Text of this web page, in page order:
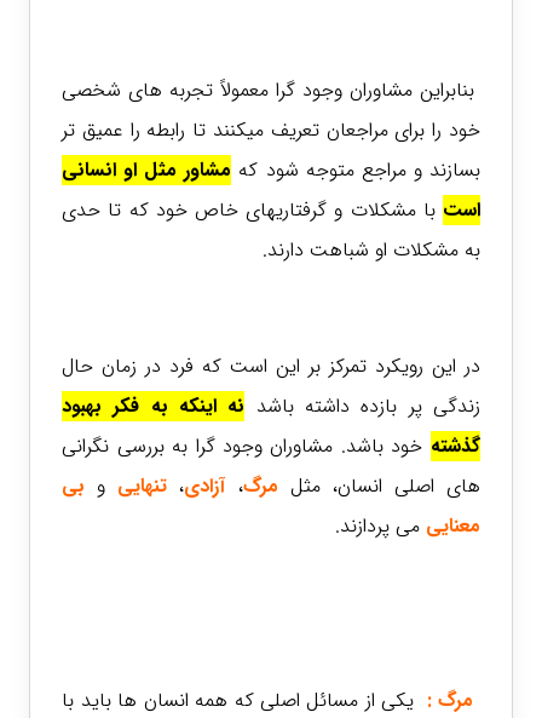
بنابراین مشاوران وجود گرا معمولاً تجربه های شخصی
خود را برای مراجعان تعریف میکنند تا رابطه را عمیق تر
بسازند و مراجع متوجه شود که مشاور مثل او انسانی
است با مشکلات و گرفتاریهای خاص خود که تا حدی
به مشکلات او شباهت دارند.
در این رویکرد تمرکز بر این است که فرد در زمان حال
زندگی پر بازده داشته باشد نه اینکه به فکر بهبود
گذشته خود باشد. مشاوران وجود گرا به بررسی نگرانی
های اصلی انسان، مثل مرگ، آزادی،تنهایی و بی
معنایی می پردازند.
مرگ : یکی از مسائل اصلی که همه انسان ها باید با